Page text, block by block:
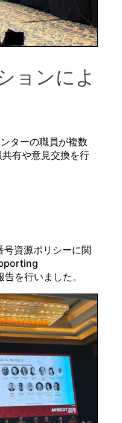
ョンによ
ターの職員が複数
有や意見交換を行
資源ポリシーに関
を行いました。